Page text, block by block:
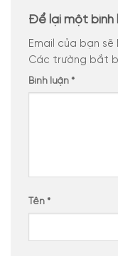
Để lại một bình
Email của bạn
Các trường bắt
Bình luận *
Tên *